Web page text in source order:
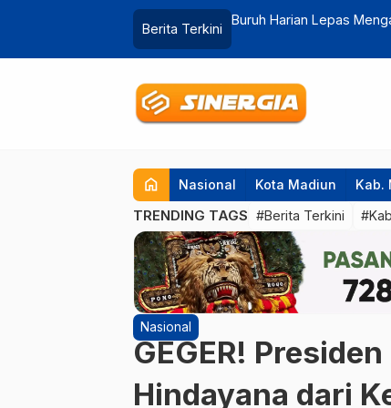
Berita Terkini
Catut Nama Kajari di
home Nasional Kota Madiun Kab.
TRENDING TAGS #Berita Terkini
Nasional
GEGER!
Hindayana dari